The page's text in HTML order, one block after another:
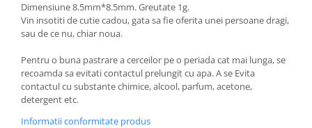
Dimensiune 8.5mm*8.5mm. Greutate 1g.
Vin insotiti de cutie cadou, gata sa fie oferita unei persoane dragi,
sau de ce nu, chiar noua.
Pentru o buna pastrare a cerceilor pe o periada cat mai lunga, se
recoamda sa evitati contactul prelungit cu apa. A se Evita
contactul cu substante chimice, alcool, parfum, acetone,
detergent etc.
Informatii conformitate produs